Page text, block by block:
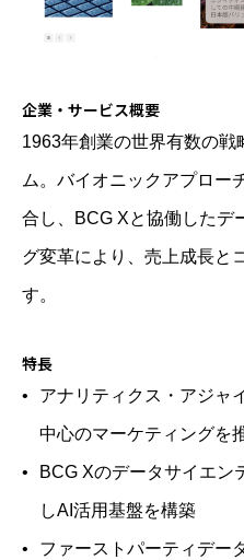
企業・サービス概要
1963年創業の世界有数の戦
ム。バイオニックアプロー
合し、BCG Xと協働したデ
グ変革により、売上成長と
す。
特長
アナリティクス・アジャ
中心のマーケティングを
BCG Xのデータサイエン
しAI活用基盤を構築
ファーストパーティデー